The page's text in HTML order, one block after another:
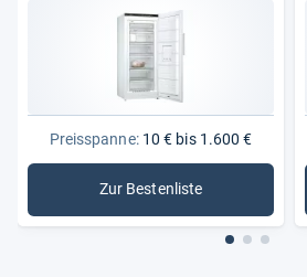
Preisspanne:10 € bis 1.600 €
Zur Bestenliste
: Tiefkühler